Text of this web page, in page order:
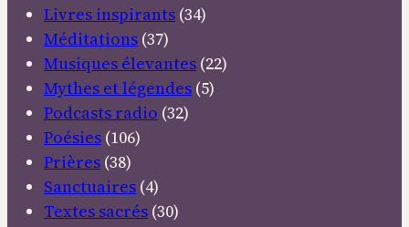
Livres inspirants (34)
Méditations (37)
Musiques élevantes (22)
Mythes et légendes (5)
Podcasts radio (32)
Poésies (106)
Prières (38)
Sanctuaires (4)
Textes sacrés (30)